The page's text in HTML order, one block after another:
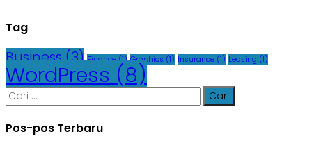
Tag
Business (3) Finance (1) Graphics (1) Insurance (1) Leasing (1)
WordPress (8)
Cari
untuk:
Pos-pos Terbaru